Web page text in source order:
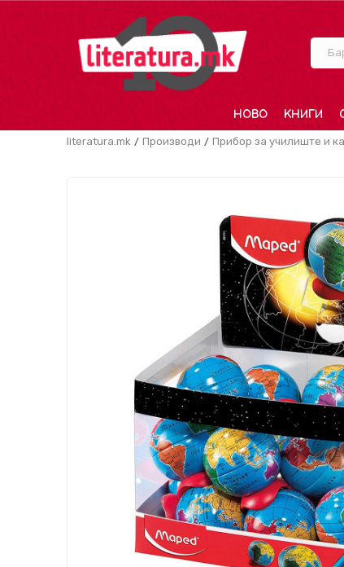
НОВО КНИГИ
literatura.mk Производи Прибор за училиште и